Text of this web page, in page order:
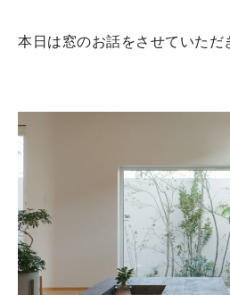
本日は窓のお話をさせていただ